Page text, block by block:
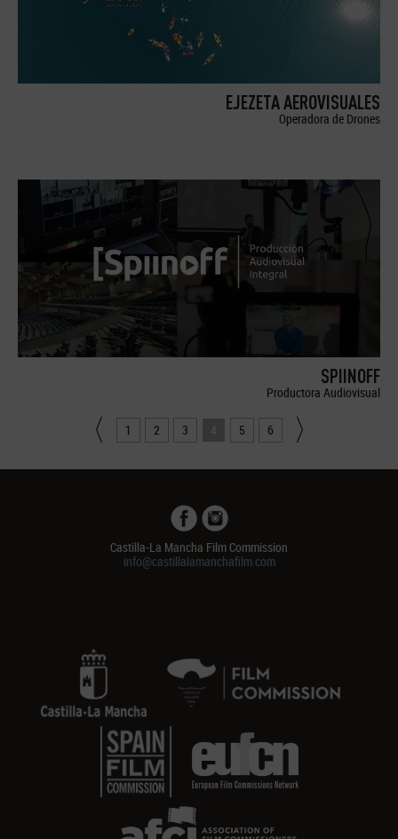
EJEZETA AEROVISUALES
Operadora de Drones
SPIINOFF
Productora Audiovisual
1 2 3 4 5 6
Castilla-La Mancha Film Commission
info@castillalamanchafilm.com